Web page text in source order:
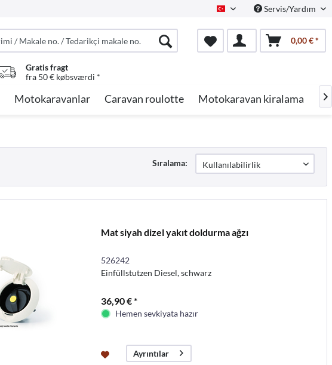
Turkish Servis/Yardım
0,00 € *
Gratis fragt
fra 50 € købsværdi *
Motokaravanlar Caravan roulotte Motokaravan kiralama 
Sıralama:
Mat siyah dizel yakıt doldurma ağzı
526242
Einfüllstutzen Diesel, schwarz
36,90 € *
Hemen sevkiyata hazır
Ayrıntılar